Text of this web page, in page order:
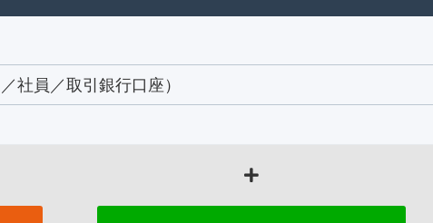
社員／取引銀行口座）